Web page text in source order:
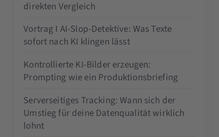
direkten Vergleich
Vortrag I AI-Slop-Detektive: Was Texte
sofort nach KI klingen lässt
Kontrollierte KI-Bilder erzeugen:
Prompting wie ein Produktionsbriefing
Serverseitiges Tracking: Wann sich der
Umstieg für deine Datenqualität wirklich
lohnt